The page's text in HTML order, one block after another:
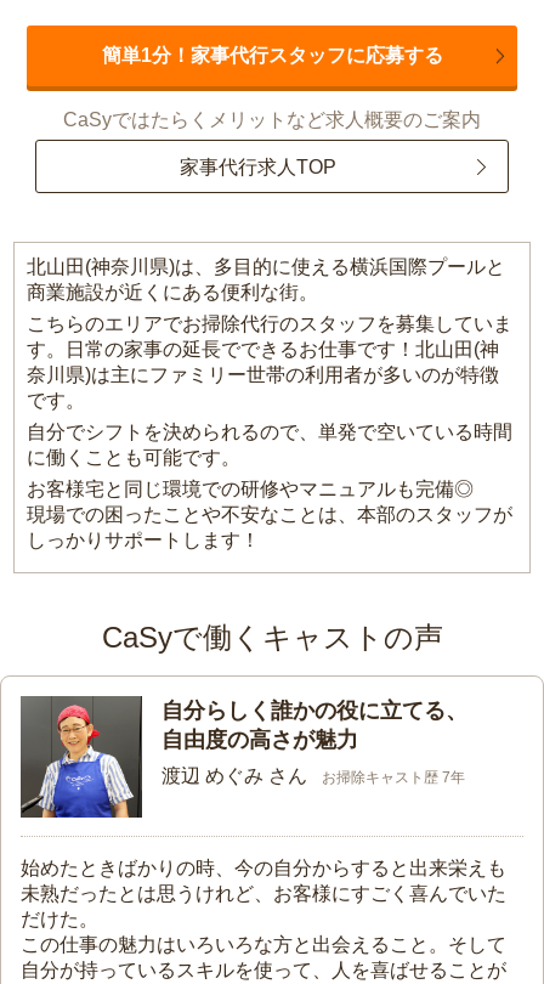
簡単1分！家事代行スタッフに応募する
CaSyではたらくメリットなど求人概要のご案内
家事代行求人TOP
北山田(神奈川県)は、多目的に使える横浜国際プールと
商業施設が近くにある便利な街。
こちらのエリアでお掃除代行のスタッフを募集していま
す。日常の家事の延長でできるお仕事です！北山田(神
奈川県)は主にファミリー世帯の利用者が多いのが特徴
です。
自分でシフトを決められるので、単発で空いている時間
に働くことも可能です。
お客様宅と同じ環境での研修やマニュアルも完備◎
現場での困ったことや不安なことは、本部のスタッフが
しっかりサポートします！
CaSyで働くキャストの声
自分らしく誰かの役に立てる、
自由度の高さが魅力
渡辺 めぐみ さん お掃除キャスト歴 7年
始めたときばかりの時、今の自分からすると出来栄えも
未熟だったとは思うけれど、お客様にすごく喜んでいた
だけた。
この仕事の魅力はいろいろな方と出会えること。そして
自分が持っているスキルを使って、人を喜ばせることが